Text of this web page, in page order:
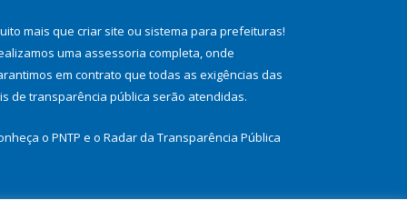
mais que criar site ou sistema para prefeituras!
uma assessoria completa, onde
em contrato que todas as exigências das
de transparência pública serão atendidas.
o PNTP e o Radar da Transparência Pública